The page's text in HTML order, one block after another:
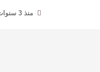
منذ 3 سنوات